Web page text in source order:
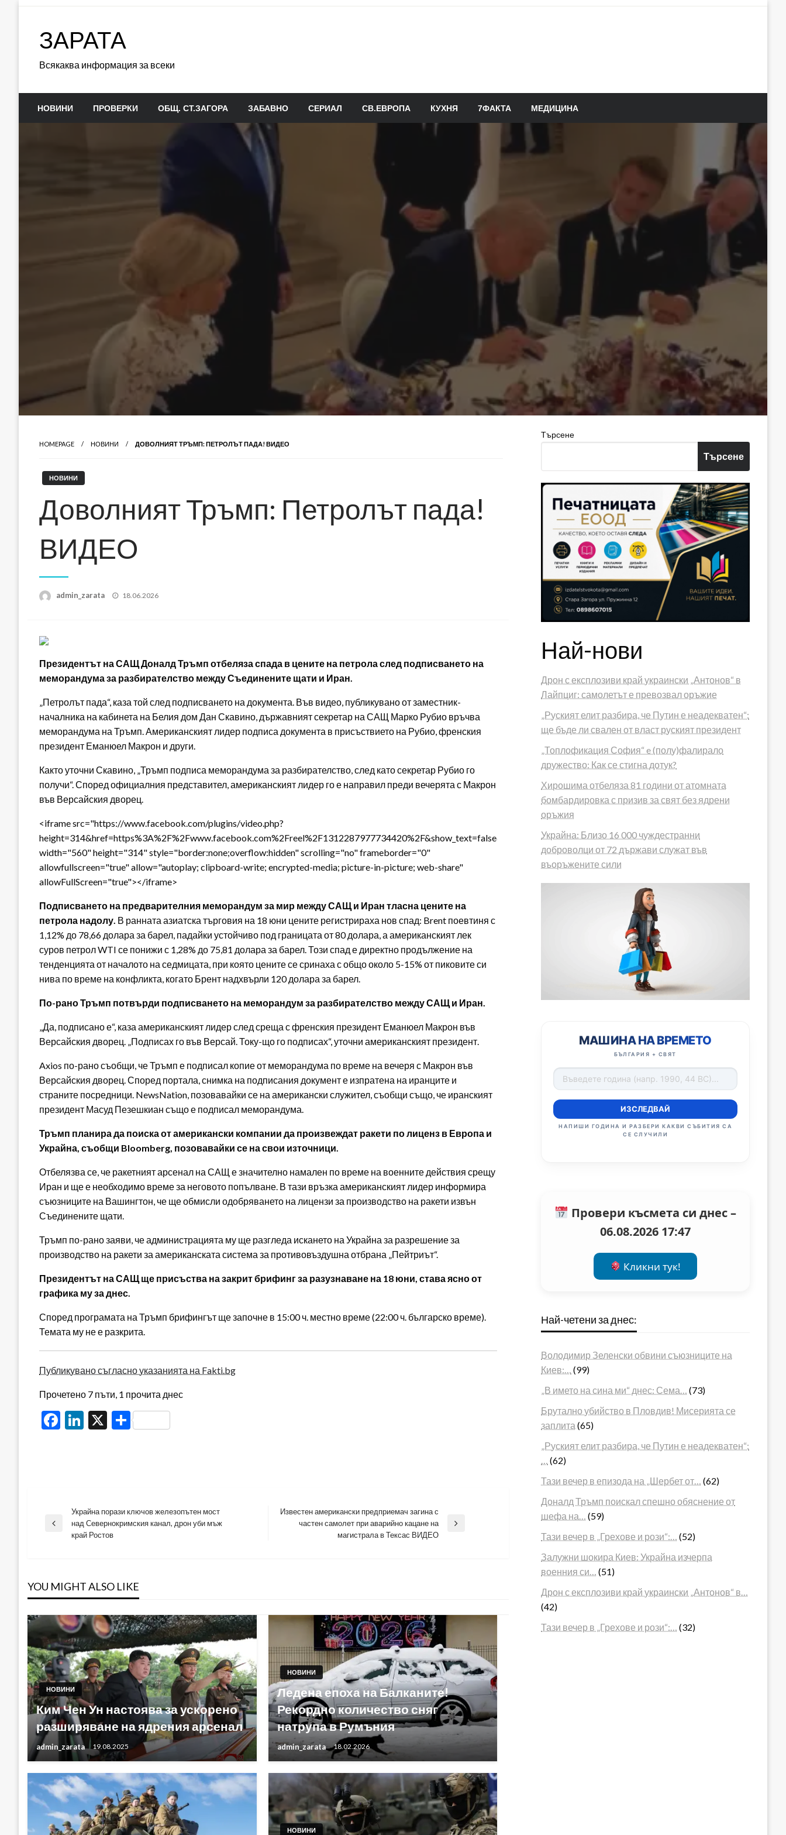
ЗАРАТА
Всякаква информация за всеки
НОВИНИ ПРОВЕРКИ ОБЩ. СТ.ЗАГОРА ЗАБАВНО СЕРИАЛ СВ.ЕВРОПА КУХНЯ 7ФАКТА МЕДИЦИНА
HOMEPAGE НОВИНИ ДОВОЛНИЯТ ТРЪМП: ПЕТРОЛЪТ ПАДА! ВИДЕО
НОВИНИ
Доволният Тръмп: Петролът пада!
ВИДЕО
admin_zarata
Posted
18.06.2026
Президентът на САЩ Доналд Тръмп отбеляза спада в цените на петрола след подписването на
меморандума за разбирателство между Съединените щати и Иран.
„Петролът пада“, каза той след подписването на документа. Във видео, публикувано от заместник-
началника на кабинета на Белия дом Дан Скавино, държавният секретар на САЩ Марко Рубио връчва
меморандума на Тръмп. Американският лидер подписа документа в присъствието на Рубио, френския
президент Еманюел Макрон и други.
Както уточни Скавино, „Тръмп подписа меморандума за разбирателство, след като секретар Рубио го
получи“. Според официалния представител, американският лидер го е направил преди вечерята с Макрон
във Версайския дворец.
<iframe src="https://www.facebook.com/plugins/video.php?
height=314&href=https%3A%2F%2Fwww.facebook.com%2Freel%2F1312287977734420%2F&show_text=false&width=560&t=0"
width="560" height="314" style="border:none;overflow:hidden" scrolling="no" frameborder="0"
allowfullscreen="true" allow="autoplay; clipboard-write; encrypted-media; picture-in-picture; web-share"
allowFullScreen="true"></iframe>
Подписването на предварителния меморандум за мир между САЩ и Иран тласна цените на
петрола надолу. В ранната азиатска търговия на 18 юни цените регистрираха нов спад: Brent поевтиня с
1,12% до 78,66 долара за барел, падайки устойчиво под границата от 80 долара, а американският лек
суров петрол WTI се понижи с 1,28% до 75,81 долара за барел. Този спад е директно продължение на
тенденцията от началото на седмицата, при която цените се сринаха с общо около 5-15% от пиковите си
нива по време на конфликта, когато Брент надхвърли 120 долара за барел.
По-рано Тръмп потвърди подписването на меморандум за разбирателство между САЩ и Иран.
„Да, подписано е“, каза американският лидер след среща с френския президент Еманюел Макрон във
Версайския дворец. „Подписах го във Версай. Току-що го подписах“, уточни американският президент.
Axios по-рано съобщи, че Тръмп е подписал копие от меморандума по време на вечеря с Макрон във
Версайския дворец. Според портала, снимка на подписания документ е изпратена на иранците и
страните посредници. NewsNation, позовавайки се на американски служител, съобщи също, че иранският
президент Масуд Пезешкиан също е подписал меморандума.
Тръмп планира да поиска от американски компании да произвеждат ракети по лиценз в Европа и
Украйна, съобщи Bloomberg, позовавайки се на свои източници.
Отбелязва се, че ракетният арсенал на САЩ е значително намален по време на военните действия срещу
Иран и ще е необходимо време за неговото попълване. В тази връзка американският лидер информира
съюзниците на Вашингтон, че ще обмисли одобряването на лицензи за производство на ракети извън
Съединените щати.
Тръмп по-рано заяви, че администрацията му ще разгледа искането на Украйна за разрешение за
производство на ракети за американската система за противовъздушна отбрана „Пейтриът“.
Президентът на САЩ ще присъства на закрит брифинг за разузнаване на 18 юни, става ясно от
графика му за днес.
Според програмата на Тръмп брифингът ще започне в 15:00 ч. местно време (22:00 ч. българско време).
Темата му не е разкрита.
Публикувано съгласно указанията на Fakti.bg
Прочетено 7 пъти, 1 прочита днес
Facebook
LinkedIn
X Share
Навигация
Previous
Украйна порази ключов железопътен мост
над Севернокримския канал, дрон уби мъж
край Ростов
Известен американски предприемач загина с
частен самолет при аварийно кацане на
магистрала в Тексас ВИДЕО
YOU MIGHT ALSO LIKE
НОВИНИ
Ким Чен Ун настоява за ускорено
разширяване на ядрения арсенал
admin_zarata 19.08.2025
НОВИНИ
Ледена епоха на Балканите!
Рекордно количество сняг
натрупа в Румъния
admin_zarata 18.02.2026
НОВИНИ
Търсене
Търсене
Най-нови
Дрон с експлозиви край украински „Антонов“ в
Лайпциг: самолетът е превозвал оръжие
„Руският елит разбира, че Путин е неадекватен“:
ще бъде ли свален от власт руският президент
„Топлофикация София“ e (полу)фалирало
дружество: Как се стигна дотук?
Хирошима отбеляза 81 години от атомната
бомбардировка с призив за свят без ядрени
оръжия
Украйна: Близо 16 000 чуждестранни
доброволци от 72 държави служат във
въоръжените сили
МАШИНА НА ВРЕМЕТО
БЪЛГАРИЯ + СВЯТ
ИЗСЛЕДВАЙ
НАПИШИ ГОДИНА И РАЗБЕРИ КАКВИ СЪБИТИЯ СА
СЕ СЛУЧИЛИ
Провери късмета си днес –
06.08.2026 17:47
Кликни тук!
Най-четени за днес:
Володимир Зеленски обвини съюзниците на
Киев:…
(99)
„В името на сина ми“ днес: Сема…
(73)
Брутално убийство в Пловдив! Мисерията се
заплита (65)
„Руският елит разбира, че Путин е неадекватен“:
(62)
Тази вечер в епизода на „Шербет от…
(62)
Доналд Тръмп поискал спешно обяснение от
шефа на…
(59)
Тази вечер в „Грехове и рози“:…
(52)
Залужни шокира Киев: Украйна изчерпа
военния си…
(51)
Дрон с експлозиви край украински „Антонов“ в…
(42)
Тази вечер в „Грехове и рози“:…
(32)